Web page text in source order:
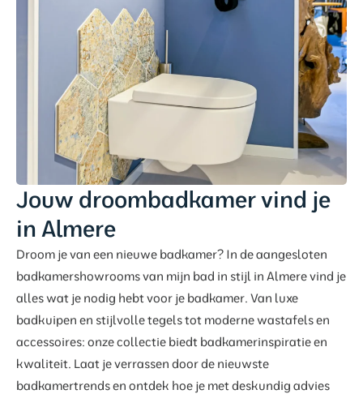
Jouw droombadkamer vind je
in Almere
Droom je van een nieuwe badkamer? In de aangesloten
badkamershowrooms van mijn bad in stijl in Almere vind je
alles wat je nodig hebt voor je badkamer. Van luxe
badkuipen en stijlvolle tegels tot moderne wastafels en
accessoires: onze collectie biedt badkamerinspiratie en
kwaliteit. Laat je verrassen door de nieuwste
badkamertrends en ontdek hoe je met deskundig advies